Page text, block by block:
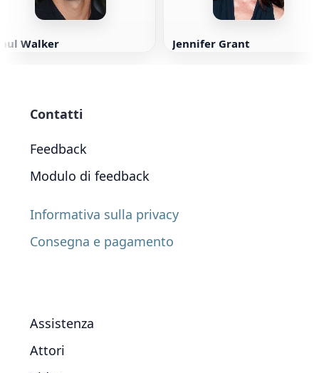
Walker Jennifer Grant
Contatti
Feedback
Modulo di feedback
Informativa sulla privacy
Consegna e pagamento
Assistenza
Attori